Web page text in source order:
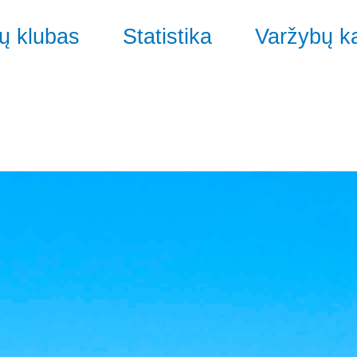
klubas Statistika
Varžybų